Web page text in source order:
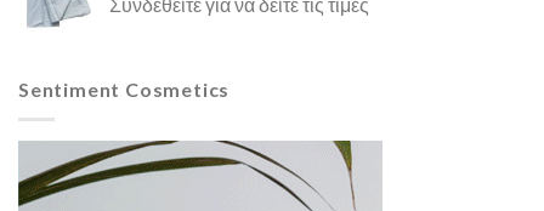
Sentiment Cosmetics